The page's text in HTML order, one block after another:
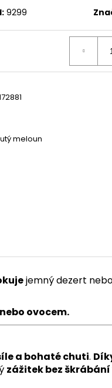
9299
meloun
jemný dezert
ovocem.
a bohaté chuti.
zážitek bez škrábání